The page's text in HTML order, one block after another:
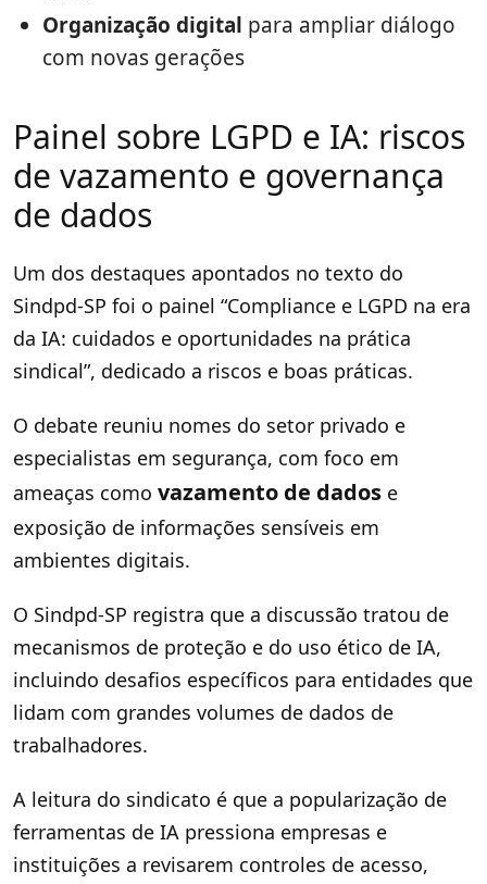
Organização digital para ampliar diálogo
com novas gerações
Painel sobre LGPD e IA: riscos
de vazamento e governança
de dados
Um dos destaques apontados no texto do
Sindpd-SP foi o painel “Compliance e LGPD na era
da IA: cuidados e oportunidades na prática
sindical”, dedicado a riscos e boas práticas.
O debate reuniu nomes do setor privado e
especialistas em segurança, com foco em
ameaças como vazamento de dados e
exposição de informações sensíveis em
ambientes digitais.
O Sindpd-SP registra que a discussão tratou de
mecanismos de proteção e do uso ético de IA,
incluindo desafios específicos para entidades que
lidam com grandes volumes de dados de
trabalhadores.
A leitura do sindicato é que a popularização de
ferramentas de IA pressiona empresas e
instituições a revisarem controles de acesso,